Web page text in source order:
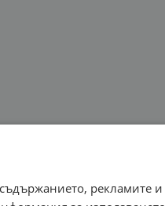
рекламите и